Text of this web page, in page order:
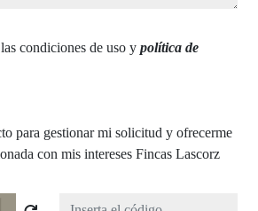
condiciones de uso y política de
para gestionar mi solicitud y ofrecerme
con mis intereses Fincas Lascorz